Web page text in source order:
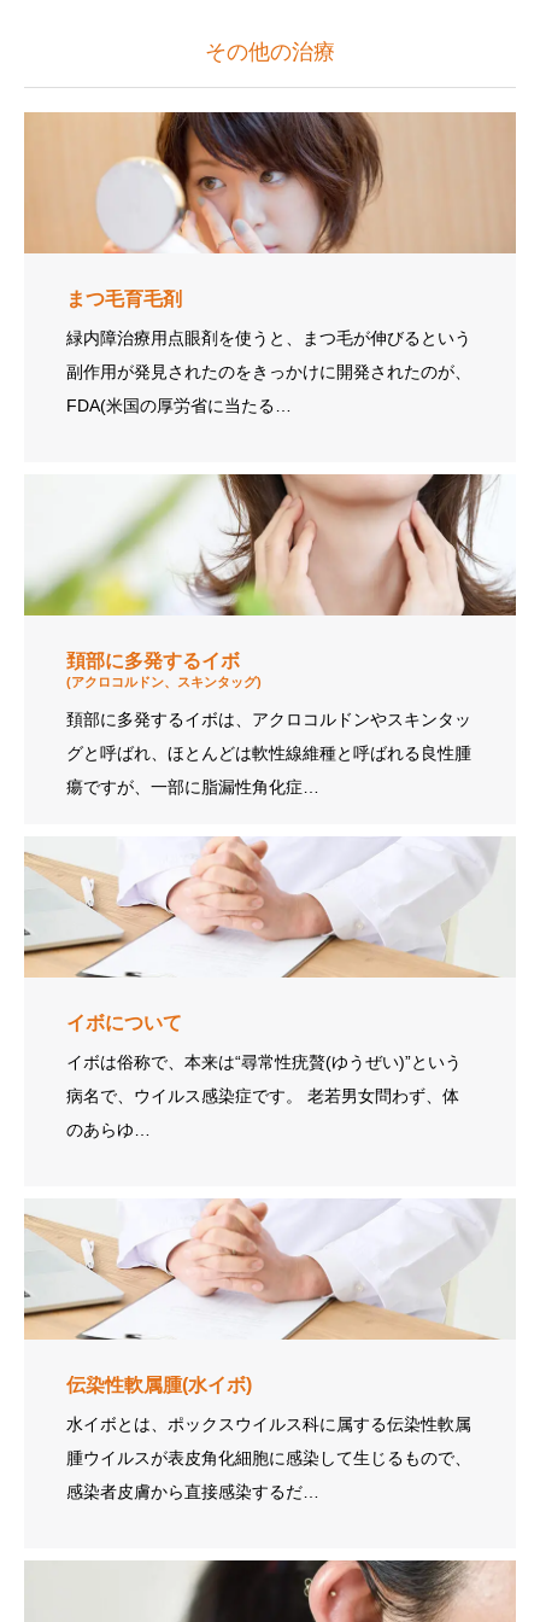
その他の治療
まつ毛育毛剤
緑内障治療用点眼剤を使うと、まつ毛が伸びるという
副作用が発見されたのをきっかけに開発されたのが、
FDA(米国の厚労省に当たる…
頚部に多発するイボ
(アクロコルドン、スキンタッグ)
頚部に多発するイボは、アクロコルドンやスキンタッ
グと呼ばれ、ほとんどは軟性線維種と呼ばれる良性腫
瘍ですが、一部に脂漏性角化症…
イボについて
イボは俗称で、本来は“尋常性疣贅(ゆうぜい)”という
病名で、ウイルス感染症です。 老若男女問わず、体
のあらゆ…
伝染性軟属腫(水イボ)
水イボとは、ポックスウイルス科に属する伝染性軟属
腫ウイルスが表皮角化細胞に感染して生じるもので、
感染者皮膚から直接感染するだ…